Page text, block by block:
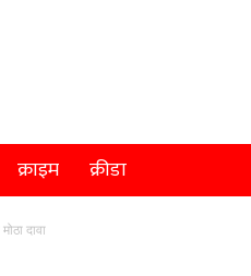
क्राइम क्रीडा
दावा